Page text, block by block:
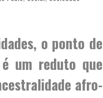
o ponto de
um reduto que
afro-